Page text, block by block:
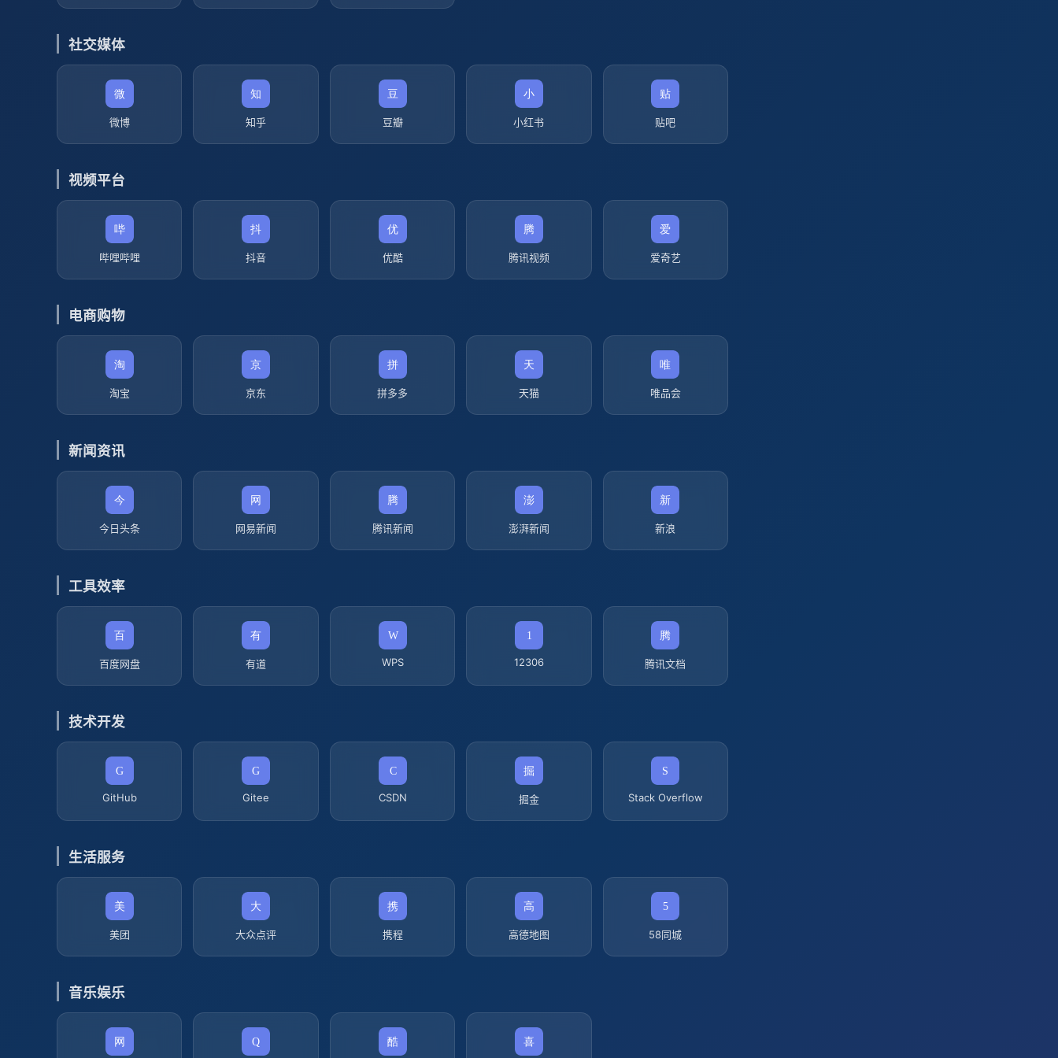
社交媒体
微博 知乎 豆瓣 小红书 贴吧
视频平台
哔哩哔哩 抖音 优酷 腾讯视频 爱奇艺
电商购物
淘宝 京东 拼多多 天猫 唯品会
新闻资讯
今日头条 网易新闻 腾讯新闻 澎湃新闻 新浪
工具效率
百度网盘 有道 WPS 12306 腾讯文档
技术开发
GitHub Gitee CSDN 掘金 Stack Overflow
生活服务
美团 大众点评 携程 高德地图 58同城
音乐娱乐